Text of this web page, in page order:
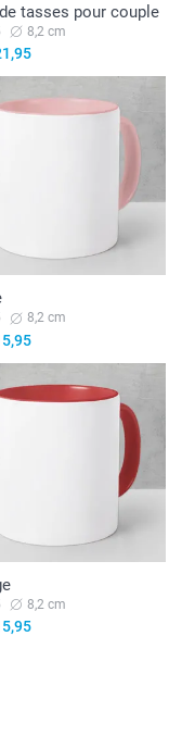
tasses pour couple
8,2 cm
8,2 cm
8,2 cm